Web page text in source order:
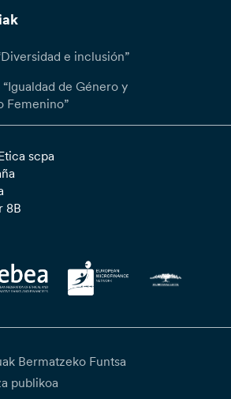
e inclusión”
de Género y
Femenino”
scpa
8B
Bermatzeko Funtsa
publikoa